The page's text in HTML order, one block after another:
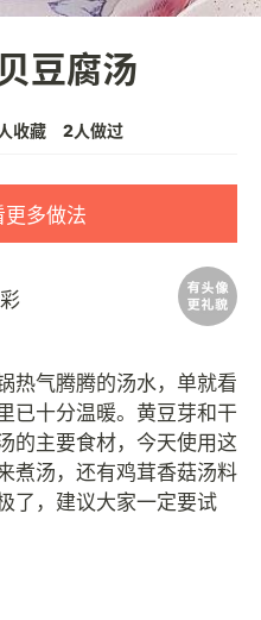
豆腐汤
收藏 2人做过
更多做法
热气腾腾的汤水，单就看
已十分温暖。黄豆芽和干
的主要食材，今天使用这
煮汤，还有鸡茸香菇汤料
了，建议大家一定要试